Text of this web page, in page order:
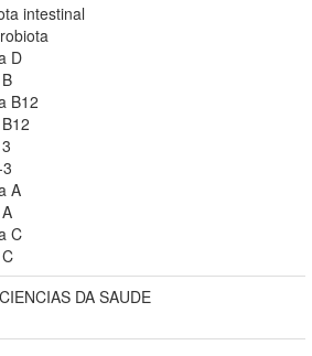
intestinal
D
B12
A
C
DA SAUDE